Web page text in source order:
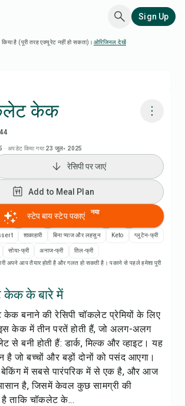
Sign Up
है (पूरी तरह एक्यूरेट नहीं हो सकता)। ओरिजिनल देखें·
केक
·अपडेट किया गया 23 जुल॰ 2025
Add to Meal Plan
Add to Shopping List
रेसिपी नोट्स
रेसिपी प्रिंट करें
सेव करें
शेयर करें
रिपोर्ट करें
रेसिपी पर जाएं
Add to Meal Plan
स्टेप बाय स्टेप पकाएं नया
शाकाहारी बिना प्याज और लहसुन Keto ग्लूटेन-फ्री
सोया-फ्री अनाज-फ्री
तिल-फ्री
अपने आप तैयार होती है और गलत हो सकती है। पकाने से पहले हमेशा पूरी
केक के बारे में
बनाने की रेसिपी चॉकलेट प्रेमियों के लिए
केक में तीन परतें होती हैं, जो अलग-अलग
से बनी होती हैं: डार्क, मिल्क और व्हाइट। यह
है जो बच्चों और बड़ों दोनों को पसंद आएगा।
बेकिंग में सबसे पारंपरिक में से एक है, और आज
है, जिसमें केवल कुछ सामग्री की
ताकि चॉकलेट के...